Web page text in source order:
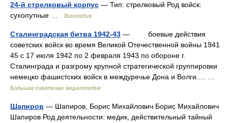
24-й стрелковый корпус — Тип: стрелковый Род войск:
сухопутные …
Википедия
Сталинградская битва 1942-43 — боевые действия
советских войск во время Великой Отечественной войны 1941
45 с 17 июля 1942 по 2 февраля 1943 по обороне г.
Сталинграда и разгрому крупной стратегической группировки
немецко фашистских войск в междуречье Дона и Волги.… …
Большая советская энциклопедия
Шапиров — Шапиров, Борис Михайлович Борис Михайлович
Шапиров Род деятельности: медик, действительный тайный